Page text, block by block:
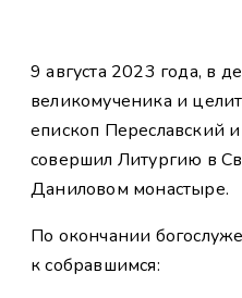
9 августа 2023 года, в
великомученика и
епископ Переславский
совершил Литургию в
Даниловом монастыре.
По окончании
к собравшимся: